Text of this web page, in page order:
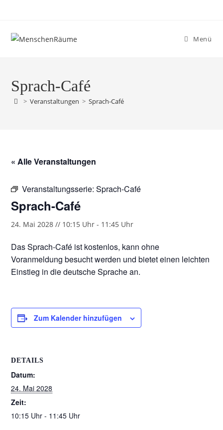
Menü
Sprach-Café
> Veranstaltungen > Sprach-Café
« Alle Veranstaltungen
Veranstaltungsserie:Sprach-Café
Sprach-Café
24. Mai 2028 // 10:15 Uhr - 11:45 Uhr
Das Sprach-Café ist kostenlos, kann ohne
Voranmeldung besucht werden und bietet einen leichten
Einstieg in die deutsche Sprache an.
Zum Kalender hinzufügen
DETAILS
Datum:
24. Mai 2028
Zeit:
10:15 Uhr - 11:45 Uhr